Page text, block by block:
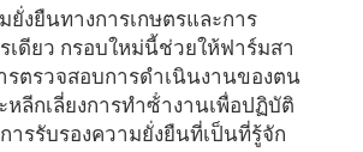
งยืนทางการเกษตรและการ
เดียว กรอบใหม่นี้ช่วยให้ฟาร์มสา
รตรวจสอบการดําเนินงานของตน
ลีกเลี่ยงการทําซ้ํางานเพื่อปฏิบัติ
ารรับรองความยั่งยืนที่เป็นที่รู้จัก